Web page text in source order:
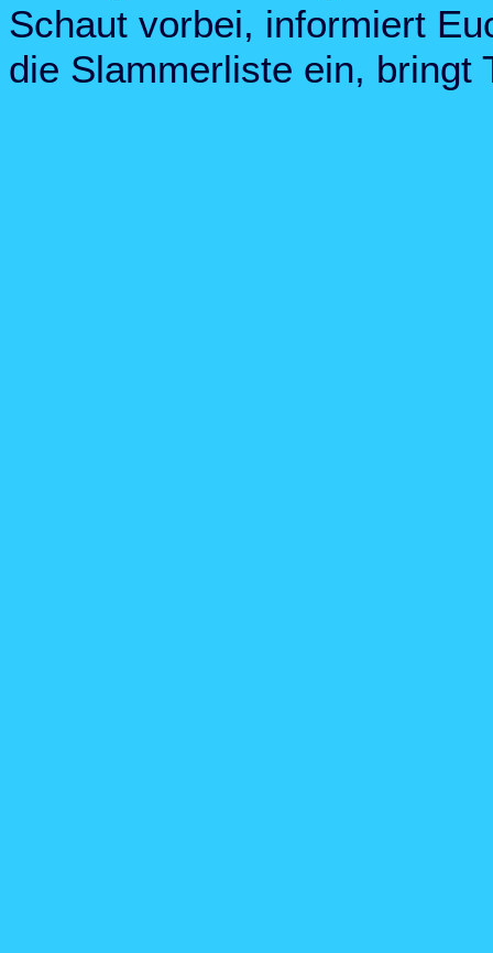
Schaut vorbei, informiert
die Slammerliste ein, bringt